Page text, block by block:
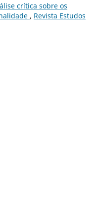
crítica sobre os
, Revista Estudos